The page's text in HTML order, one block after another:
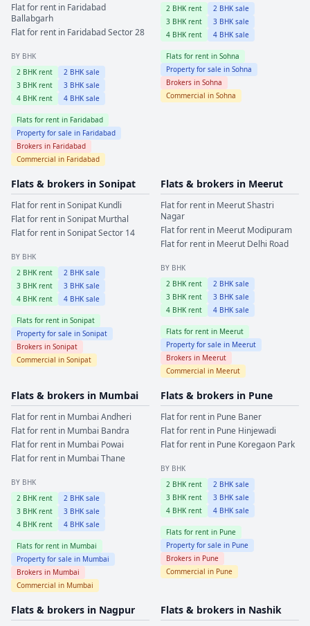
Flat for rent in Faridabad
Ballabgarh
Flat for rent in FaridabadSector 28
BY BHK
2 BHK rent 2 BHK sale
3 BHK rent 3 BHK sale
4 BHK rent 4 BHK sale
Flats for rent in Faridabad
Property for sale in Faridabad
Brokers in Faridabad
Commercial in Faridabad
2 BHK rent 2 BHK sale
3 BHK rent 3 BHK sale
4 BHK rent 4 BHK sale
Flats for rent in Sohna
Property for sale in Sohna
Brokers in Sohna
Commercial in Sohna
Flats & brokers in Sonipat
Flat for rent inSonipat Kundli
Flat for rent inSonipat Murthal
Flat for rent inSonipatSector 14
BY BHK
2 BHK rent 2 BHK sale
3 BHK rent 3 BHK sale
4 BHK rent 4 BHK sale
Flats for rent in Sonipat
Property for sale in Sonipat
Brokers in Sonipat
Commercial in Sonipat
Flats & brokers in Meerut
Flat for rent in MeerutShastri
Nagar
Flat for rent in Meerut Modipuram
Flat for rent in Meerut Delhi Road
BY BHK
2 BHK rent 2 BHK sale
3 BHK rent 3 BHK sale
4 BHK rent 4 BHK sale
Flats for rent in Meerut
Property for sale in Meerut
Brokers in Meerut
Commercial in Meerut
Flats & brokers in Mumbai
Flat for rent in Mumbai Andheri
Flat for rent in Mumbai Bandra
Flat for rent in Mumbai Powai
Flat for rent in Mumbai Thane
BY BHK
2 BHK rent 2 BHK sale
3 BHK rent 3 BHK sale
4 BHK rent 4 BHK sale
Flats for rent in Mumbai
Property for sale in Mumbai
Brokers in Mumbai
Commercial in Mumbai
Flats & brokers in Pune
Flat for rent in Pune Baner
Flat for rent in Pune Hinjewadi
Flat for rent in Pune Koregaon Park
BY BHK
2 BHK rent 2 BHK sale
3 BHK rent 3 BHK sale
4 BHK rent 4 BHK sale
Flats for rent in Pune
Property for sale in Pune
Brokers in Pune
Commercial in Pune
Flats & brokers in Nagpur Flats & brokers in Nashik